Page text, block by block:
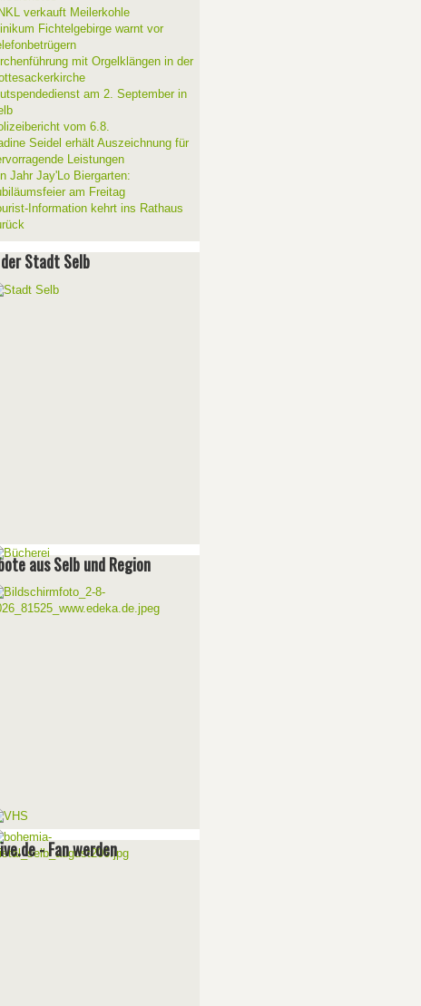
verkauft Meilerkohle
Fichtelgebirge warnt vor
mit Orgelklängen in der
am 2. September in
vom 6.8.
Seidel erhält Auszeichnung für
Leistungen
Jahr Jay'Lo Biergarten:
am Freitag
Information kehrt ins Rathaus
Stadt Selb
aus Selb und Region
- Fan werden